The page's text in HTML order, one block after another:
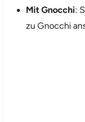
Mit Gnocchi:
zu Gnocchi